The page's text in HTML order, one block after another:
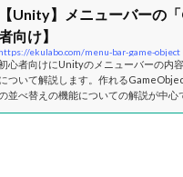
【Unity】メニューバーの
向け】
https://ekulabo.com/menu-bar-game-object
心者向けにUnityのメニューバーの内
について解説します。作れる
並べ替えの機能についての解説が中心